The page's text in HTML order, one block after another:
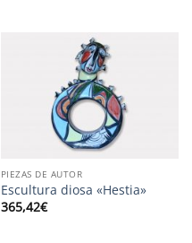
PIEZAS DE AUTOR
Escultura diosa «Hestia»
365,42€